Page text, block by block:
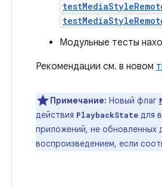
Модульные тесты
Рекомендации см. в новом
Примечание: Новый флаг
действия PlaybackState для
приложений, не обновленных
воспроизведением, если